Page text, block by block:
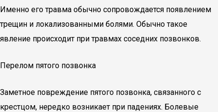
Именно его травма обычно сопровождается появлением
трещин и локализованными болями. Обычно такое
явление происходит при травмах соседних позвонков.
Перелом пятого позвонка
Заметное повреждение пятого позвонка, связанного с
крестцом, нередко возникает при падениях. Болевые